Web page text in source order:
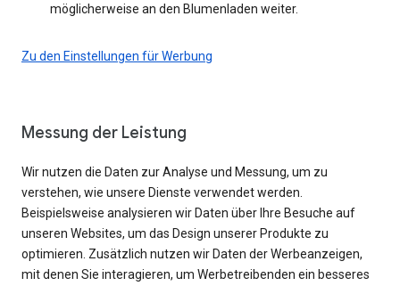
möglicherweise an den Blumenladen weiter.
Zu den Einstellungen für Werbung
Messung der Leistung
Wir nutzen die Daten zur Analyse und Messung, um zu
verstehen, wie unsere Dienste verwendet werden.
Beispielsweise analysieren wir Daten über Ihre Besuche auf
unseren Websites, um das Design unserer Produkte zu
optimieren. Zusätzlich nutzen wir Daten der Werbeanzeigen,
mit denen Sie interagieren, um Werbetreibenden ein besseres